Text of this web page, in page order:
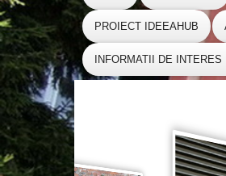
PROIECT IDEEAHUB
INFORMATII DE INTERES